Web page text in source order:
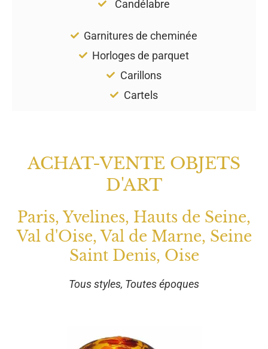
Candélabre
Garnitures de cheminée
Horloges de parquet
Carillons
Cartels
ACHAT-VENTE OBJETS
D'ART
Paris, Yvelines, Hauts de Seine,
Val d'Oise, Val de Marne, Seine
Saint Denis, Oise
Tous styles, Toutes époques